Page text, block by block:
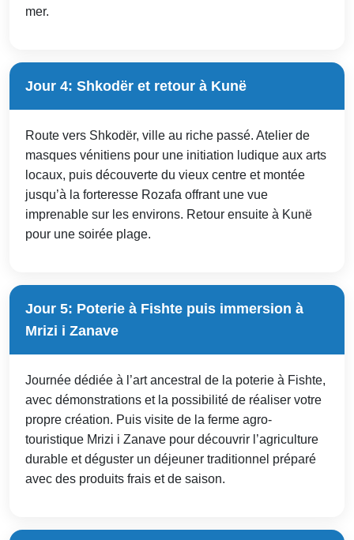
mer.
Jour 4: Shkodër et retour à Kunë
Route vers Shkodër, ville au riche passé. Atelier de
masques vénitiens pour une initiation ludique aux arts
locaux, puis découverte du vieux centre et montée
jusqu’à la forteresse Rozafa offrant une vue
imprenable sur les environs. Retour ensuite à Kunë
pour une soirée plage.
Jour 5: Poterie à Fishte puis immersion à
Mrizi i Zanave
Journée dédiée à l’art ancestral de la poterie à Fishte,
avec démonstrations et la possibilité de réaliser votre
propre création. Puis visite de la ferme agro-
touristique Mrizi i Zanave pour découvrir l’agriculture
durable et déguster un déjeuner traditionnel préparé
avec des produits frais et de saison.